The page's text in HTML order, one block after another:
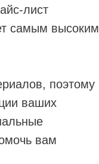
лист
самым высоким
поэтому
ваших
вам